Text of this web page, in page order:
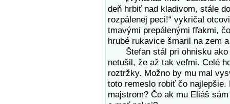
deň hrbiť nad kladivom, stále
rozpálenej peci!“ vykričal
tmavými prepálenými fľakmi,
hrubé rukavice šmaril na zem
Štefan stál pri ohnisku ako
netušil, že až tak veľmi. Celé
roztržky. Možno by mu mal
toto remeslo robiť čo
majstrom? Čo ak mu Eliáš